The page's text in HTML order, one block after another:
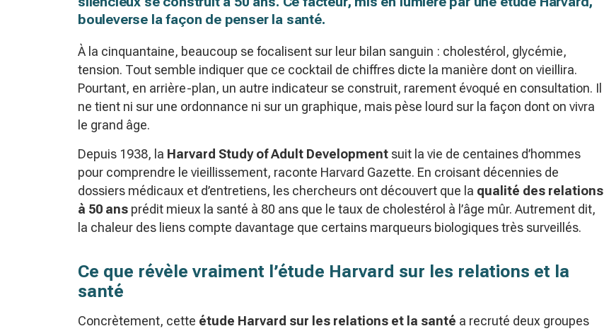
bouleverse la façon de penser la santé.
À la cinquantaine, beaucoup se focalisent sur leur bilan sanguin : cholestérol, glycémie,
tension. Tout semble indiquer que ce cocktail de chiffres dicte la manière dont on vieillira.
Pourtant, en arrière-plan, un autre indicateur se construit, rarement évoqué en consultation. Il
ne tient ni sur une ordonnance ni sur un graphique, mais pèse lourd sur la façon dont on vivra
le grand âge.
Depuis 1938, la Harvard Study of Adult Development suit la vie de centaines d’hommes
pour comprendre le vieillissement, raconte Harvard Gazette. En croisant décennies de
dossiers médicaux et d’entretiens, les chercheurs ont découvert que la qualité des relations
à 50 ans prédit mieux la santé à 80 ans que le taux de cholestérol à l’âge mûr. Autrement dit,
la chaleur des liens compte davantage que certains marqueurs biologiques très surveillés.
Ce que révèle vraiment l’étude Harvard sur les relations et la
santé
Concrètement, cette étude Harvard sur les relations et la santé a recruté deux groupes